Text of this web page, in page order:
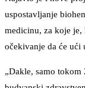
uspostavljanje
medicinu, za koje je,
očekivanje da će ući
„Dakle, samo